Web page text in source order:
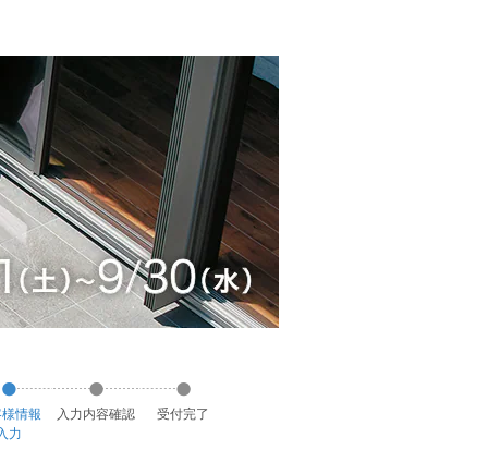
情報
力
入力内容確認 受付完了